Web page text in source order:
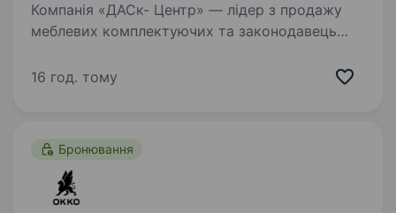
Компанія «ДАСк- Центр» — лідер з продажу
меблевих комплектуючих та законодавець
запрошує взяти участь в конкурсі на вакансію
16 год. тому
Бронювання